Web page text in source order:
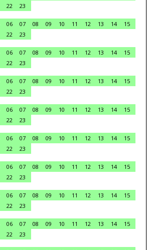
22
23
06 07 08 09 10 11 12 13 14
15
22
23
06 07 08 09 10 11 12 13 14
15
22
23
06 07 08 09 10 11 12 13 14
15
22
23
06 07 08 09 10 11 12 13 14
15
22
23
06 07 08 09 10 11 12 13 14
15
22
23
06 07 08 09 10 11 12 13 14
15
22
23
06 07 08 09 10 11 12 13 14
15
22
23
06 07 08 09 10 11 12 13 14
15
22
23